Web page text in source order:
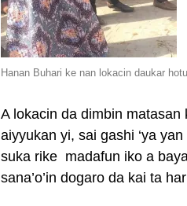
Hanan Buhari ke nan lokacin daukar
A lokacin da dimbin
aiyyukan yi, sai gashi ‘ya
suka rike madafun iko a
sana’o’in dogaro da kai ta